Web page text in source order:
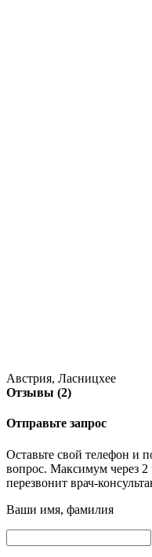
Австрия, Ласницхее
Отзывы (2)
Отправьте запрос
Оставьте свой телефон и
вопрос. Максимум через
перезвонит врач-
Ваши имя, фамилия